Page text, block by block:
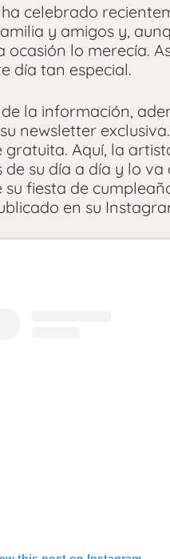
ha celebrado
y amigos y,
ocasión lo merecía.
día tan especial.
la información,
newsletter
Aquí, la
de su día a día y lo
su fiesta de
en su